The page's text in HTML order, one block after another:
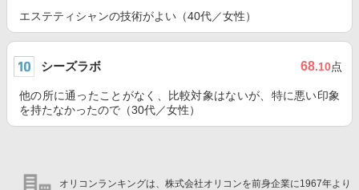
エステティシャンの技術がよい（40代／女性）
シーズラボ 68.10点
他の所に通ったことがなく、比較対象はないが、特に悪い印象
を持たなかったので（30代／女性）
オリコンランキングは、株式会社オリコンを前身企業に1967年より